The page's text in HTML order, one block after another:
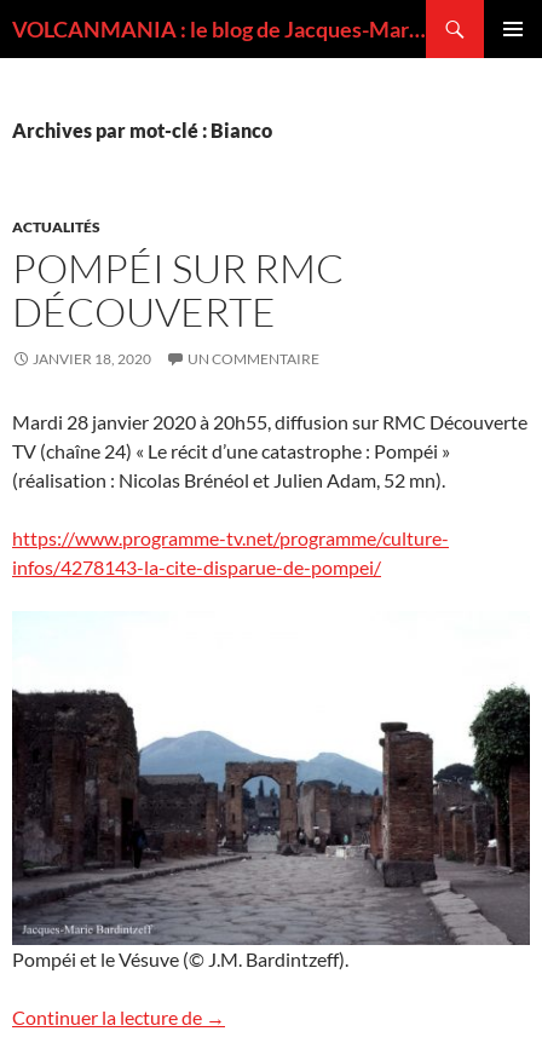
VOLCANMANIA : le blog de Jacques-Marie BARDINTZEFF, volcanologue
Archives par mot-clé : Bianco
ACTUALITÉS
POMPÉI SUR RMC
DÉCOUVERTE
JANVIER 18, 2020 UN COMMENTAIRE
Mardi 28 janvier 2020 à 20h55, diffusion sur RMC Découverte
TV (chaîne 24) « Le récit d’une catastrophe : Pompéi »
(réalisation : Nicolas Brénéol et Julien Adam, 52 mn).
https://www.programme-tv.net/programme/culture-
infos/4278143-la-cite-disparue-de-pompei/
Pompéi et le Vésuve (© J.M. Bardintzeff).
Continuer la lecture de Pompéi sur RMC Découverte
→